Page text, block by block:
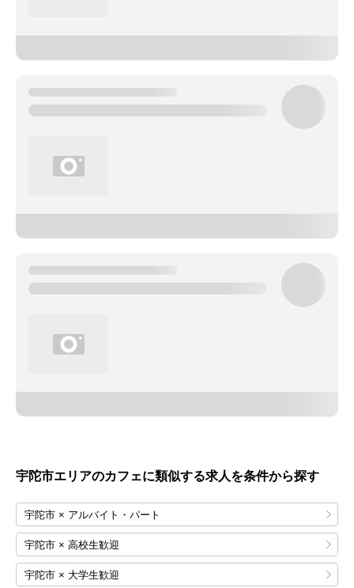
宇陀市エリアのカフェに類似する求人を条件から探す
宇陀市 × アルバイト・パート
宇陀市 × 高校生歓迎
宇陀市 × 大学生歓迎